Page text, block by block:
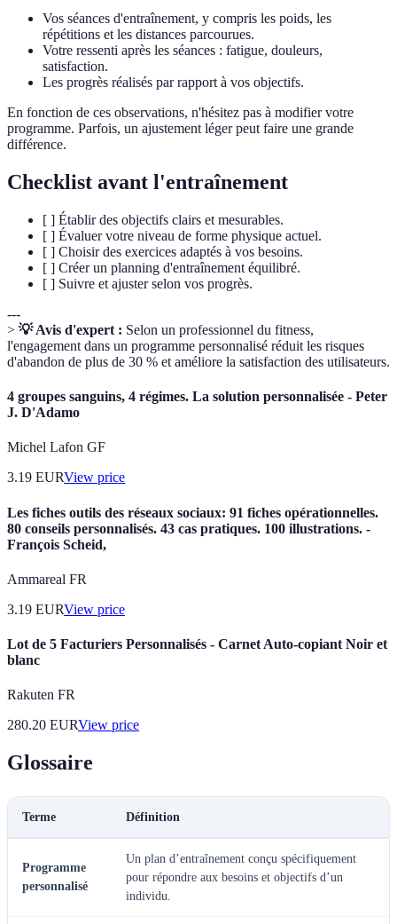
Vos séances d'entraînement, y compris les poids, les
répétitions et les distances parcourues.
Votre ressenti après les séances : fatigue, douleurs,
satisfaction.
Les progrès réalisés par rapport à vos objectifs.
En fonction de ces observations, n'hésitez pas à modifier votre
programme. Parfois, un ajustement léger peut faire une grande
différence.
Checklist avant l'entraînement
[ ] Établir des objectifs clairs et mesurables.
[ ] Évaluer votre niveau de forme physique actuel.
[ ] Choisir des exercices adaptés à vos besoins.
[ ] Créer un planning d'entraînement équilibré.
[ ] Suivre et ajuster selon vos progrès.
---
> 💡 Avis d'expert : Selon un professionnel du fitness,
l'engagement dans un programme personnalisé réduit les risques
d'abandon de plus de 30 % et améliore la satisfaction des utilisateurs.
4 groupes sanguins, 4 régimes. La solution personnalisée - Peter
J. D'Adamo
Michel Lafon GF
3.19 EURView price
Les fiches outils des réseaux sociaux: 91 fiches opérationnelles.
80 conseils personnalisés. 43 cas pratiques. 100 illustrations. -
François Scheid,
Ammareal FR
3.19 EURView price
Lot de 5 Facturiers Personnalisés - Carnet Auto-copiant Noir et
blanc
Rakuten FR
280.20 EURView price
Glossaire
Terme Définition
Programme
personnalisé
Un plan d’entraînement conçu spécifiquement
pour répondre aux besoins et objectifs d’un
individu.